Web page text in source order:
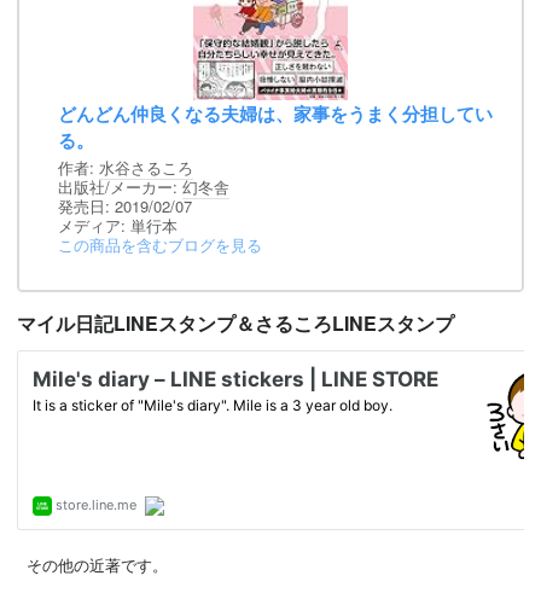
どんどん仲良くなる夫婦は、家事をうまく分担してい
る。
作者: 水谷さるころ
出版社/メーカー: 幻冬舎
発売日: 2019/02/07
メディア: 単行本
この商品を含むブログを見る
マイル日記LINEスタンプ＆さるころLINEスタンプ
その他の近著です。